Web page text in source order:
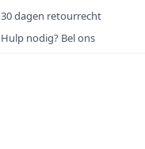
30 dagen retourrecht
Hulp nodig? Bel ons